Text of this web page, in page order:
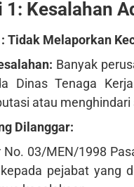
1: Kesalahan
Tidak Melaporkan
Banyak
Dinas Tenaga
atau menghindari
Dilanggar:
No. 03/MEN/1998
pejabat yang